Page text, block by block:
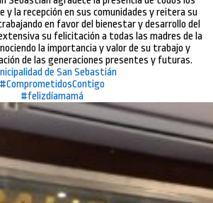
Lic. Jackelin Jimenez Chuquitapa y el Gerente
Ccorihuaman, quienes desde muy temprano
las sorprendieron con presentes en sus mismas
comunidades.
Sebastián agradece la presencia de todos los
y la recepción en sus comunidades y reitera su
en favor del bienestar y desarrollo del
su felicitación a todas las madres de la
la importancia y valor de su trabajo y
de las generaciones presentes y futuras.
de San Sebastián
#ComprometidosContigo